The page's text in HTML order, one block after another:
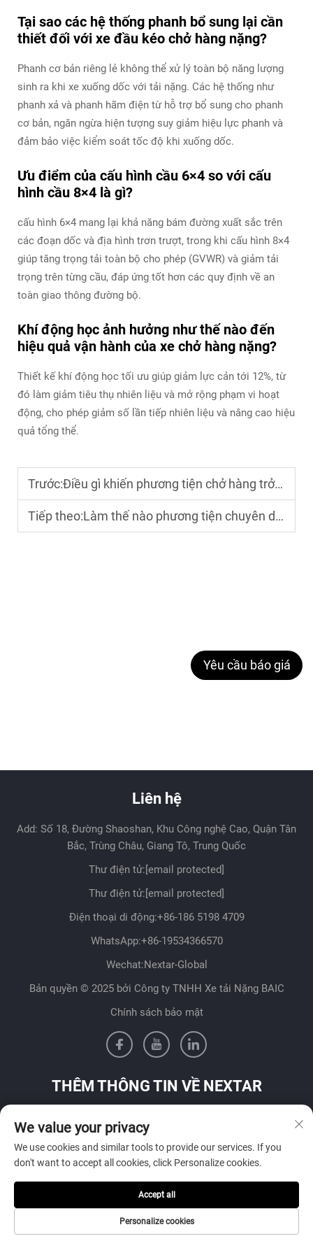
Tại sao các hệ thống phanh bổ sung lại cần
thiết đối với xe đầu kéo chở hàng nặng?
Phanh cơ bản riêng lẻ không thể xử lý toàn bộ năng lượng
sinh ra khi xe xuống dốc với tải nặng. Các hệ thống như
phanh xả và phanh hãm điện từ hỗ trợ bổ sung cho phanh
cơ bản, ngăn ngừa hiện tượng suy giảm hiệu lực phanh và
đảm bảo việc kiểm soát tốc độ khi xuống dốc.
Ưu điểm của cấu hình cầu 6×4 so với cấu
hình cầu 8×4 là gì?
cấu hình 6×4 mang lại khả năng bám đường xuất sắc trên
các đoạn dốc và địa hình trơn trượt, trong khi cấu hình 8×4
giúp tăng trọng tải toàn bộ cho phép (GVWR) và giảm tải
trọng trên từng cầu, đáp ứng tốt hơn các quy định về an
toàn giao thông đường bộ.
Khí động học ảnh hưởng như thế nào đến
hiệu quả vận hành của xe chở hàng nặng?
Thiết kế khí động học tối ưu giúp giảm lực cản tới 12%, từ
đó làm giảm tiêu thụ nhiên liệu và mở rộng phạm vi hoạt
động, cho phép giảm số lần tiếp nhiên liệu và nâng cao hiệu
quả tổng thể.
Trước:Điều gì khiến phương tiện chở hàng trở thành lựa chọn đáng tin cậy cho các doanh nghiệp logistics
Tiếp theo:Làm thế nào phương tiện chuyên dụng đáp ứng nhu cầu đa dạng trong vận tải công nghiệp
Yêu cầu báo giá
Liên hệ
Add: Số 18, Đường Shaoshan, Khu Công nghệ Cao, Quận Tân
Bắc, Trùng Châu, Giang Tô, Trung Quốc
Thư điện tử:[email protected]
Thư điện tử:[email protected]
Điện thoại di động:+86-186 5198 4709
WhatsApp:+86-19534366570
Wechat:Nextar-Global
Bản quyền © 2025 bởi Công ty TNHH Xe tải Nặng BAIC
Chính sách bảo mật
THÊM THÔNG TIN VỀ NEXTAR
Gửi
We value your privacy
We use cookies and similar tools to provide our services. If you
don't want to accept all cookies, click Personalize cookies.
Personalize cookies
Accept all